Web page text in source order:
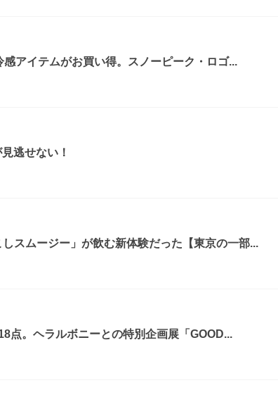
感アイテムがお買い得。スノーピーク・ロゴ...
逃せない！
スムージー」が飲む新体験だった【東京の一部...
点。ヘラルボニーとの特別企画展「GOOD...